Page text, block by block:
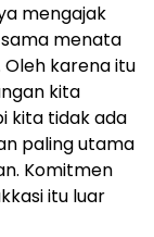
mengajak
menata
Oleh karena itu
kita
kita tidak ada
paling utama
Komitmen
itu luar